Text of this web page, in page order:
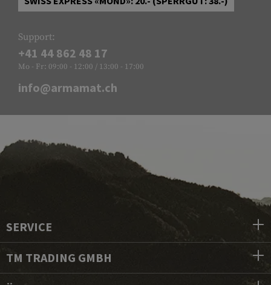
Support:
+41 44 862 48 17
Mo - Fr: 09:00 - 12:00 / 13:00 - 17:00
info@armamat.ch
SERVICE
TM TRADING GMBH